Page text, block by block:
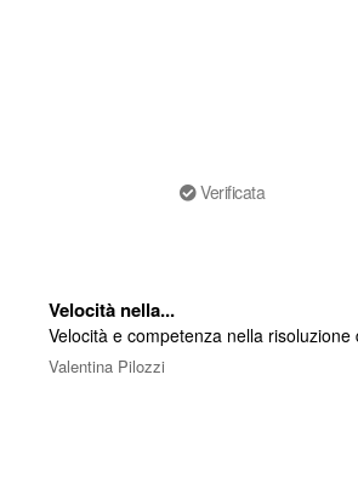
Verificata
Velocità nella...
Velocità e competenza nella risoluzione
Valentina Pilozzi